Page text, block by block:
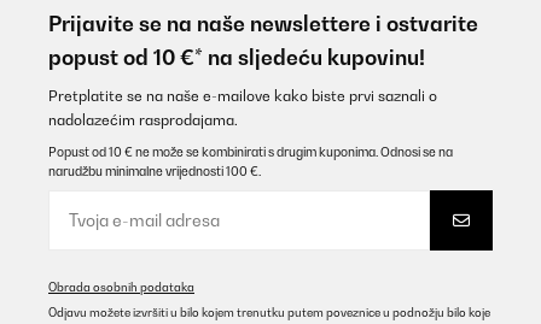
Prijavite se na naše newslettere i ostvarite
popust od 10 €* na sljedeću kupovinu!
Pretplatite se na naše e-mailove kako biste prvi saznali o
nadolazećim rasprodajama.
Popust od 10 € ne može se kombinirati s drugim kuponima. Odnosi se na
narudžbu minimalne vrijednosti 100 €.
Obrada osobnih podataka
Odjavu možete izvršiti u bilo kojem trenutku putem poveznice u podnožju bilo koje